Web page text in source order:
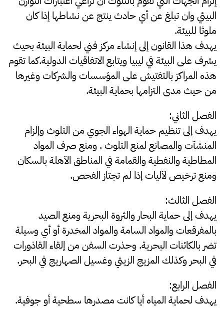
البيئي وان تبلغ عن أي حادث ينتج عن نشاطها إذا كان
ملوثا للبيئة.
يهدف هذا القانون إلى إنشاء مركز فني لحماية البيئة بحيث
يشرف على البيئة في ليبيا ويتابع الاتفاقيات الدولية.كما تقوم
هذه المراكز بالتفتيش على المؤسسات والشركات وغيرها
من حيث مدى التزامها بحماية البيئة.
الفصل الثاني:
يهدف إلى تنظيم حماية الهواء الجوي من التلوث وإلزام
المنشآت والمصانع لمنع التلوث . ومنع صرف المواد
المطاطية والنفطية والقمامة في المناطق الآهلة بالسكان
ومنع ترخيص لآليات إذا لم تجتاز الفحص.
الفصل الثالث:
يهدف إلى حماية البحار والثروة البحرية ومنع الصيد
بالمفرقعات والمواد السامة والمواد المخدرة أو أي وسيلة
تضر بالكائنات البحرية. وحذرت السفن من إلقاء القاذورات
في البحر وكذلك المزيج الزيتي وغسيل الصهاريج في البحر.
الفصل الرابع:
يهدف لحماية المياه أيا كانت مصدرها سطحية أو جوفية.